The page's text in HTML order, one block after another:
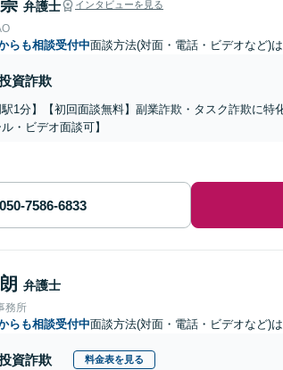
弁護士 インタビューを見る
らも相談受付中面談方法(対面・電話・ビデオなど)
資詐欺
駅1分】【初回面談無料】副業詐欺・タスク詐欺に
・ビデオ面談可】
弁護士
務所
らも相談受付中面談方法(対面・電話・ビデオなど)
資詐欺 料金表を見る